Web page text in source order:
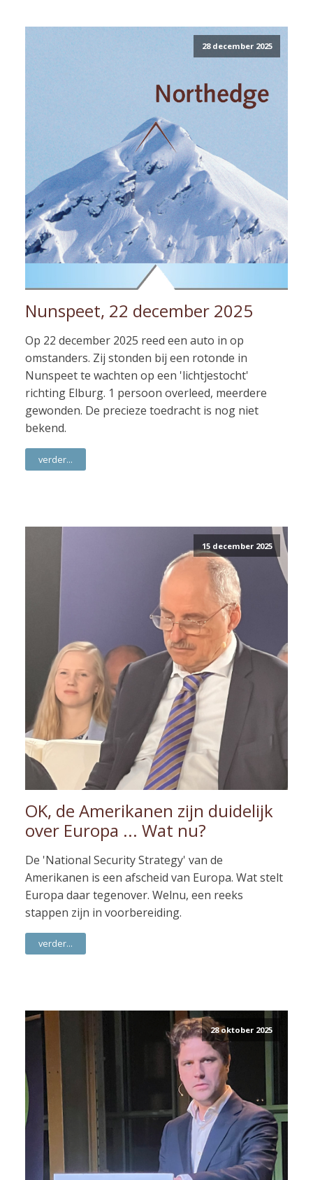
28 december 2025
Nunspeet, 22 december 2025
Op 22 december 2025 reed een auto in op
omstanders. Zij stonden bij een rotonde in
Nunspeet te wachten op een 'lichtjestocht'
richting Elburg. 1 persoon overleed, meerdere
gewonden. De precieze toedracht is nog niet
bekend.
verder...
15 december 2025
OK, de Amerikanen zijn duidelijk
over Europa ... Wat nu?
De 'National Security Strategy' van de
Amerikanen is een afscheid van Europa. Wat stelt
Europa daar tegenover. Welnu, een reeks
stappen zijn in voorbereiding.
verder...
28 oktober 2025